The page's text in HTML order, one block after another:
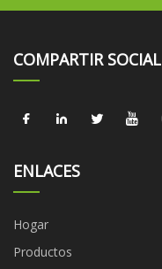
COMPARTIR SOCIAL
ENLACES
Hogar
Productos